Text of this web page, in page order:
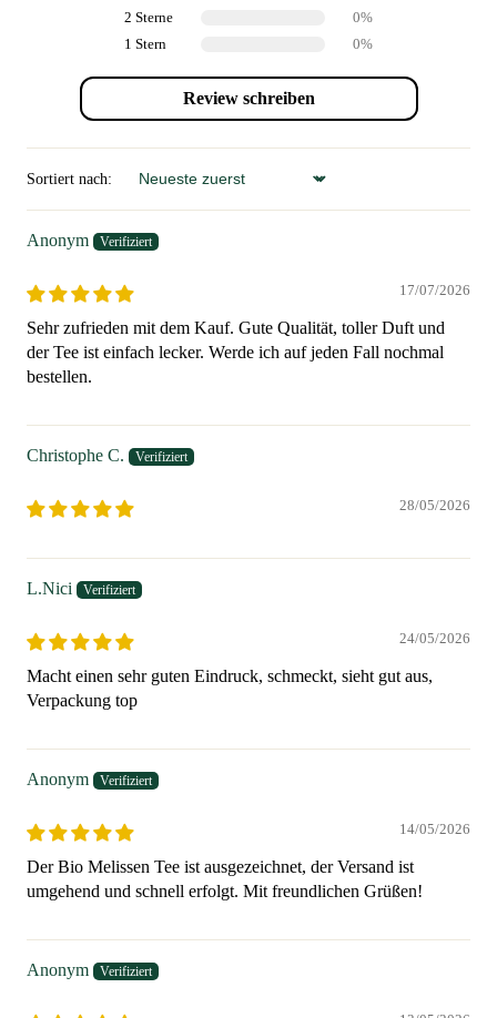
2 Sterne
0%
1 Stern
0%
Review schreiben
Sortiert nach: Sort by
Anonym
17/07/2026
Sehr zufrieden mit dem Kauf. Gute Qualität, toller Duft und
der Tee ist einfach lecker. Werde ich auf jeden Fall nochmal
bestellen.
Christophe C.
28/05/2026
L.Nici
24/05/2026
Macht einen sehr guten Eindruck, schmeckt, sieht gut aus,
Verpackung top
Anonym
14/05/2026
Der Bio Melissen Tee ist ausgezeichnet, der Versand ist
umgehend und schnell erfolgt. Mit freundlichen Grüßen!
Anonym